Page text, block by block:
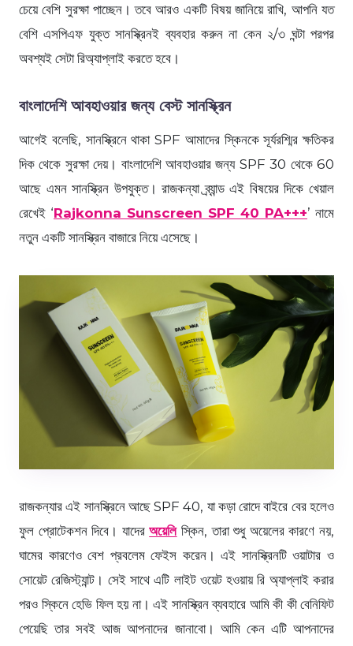
চেয়ে বেশি সুরক্ষা পাচ্ছেন। তবে আরও একটি বিষয় জানিয়ে রাখি, আপনি যত
বেশি এসপিএফ যুক্ত সানস্ক্রিনই ব্যবহার করুন না কেন ২/৩ ঘন্টা পরপর
অবশ্যই সেটা রিঅ্যাপ্লাই করতে হবে।
বাংলাদেশি আবহাওয়ার জন্য বেস্ট সানস্ক্রিন
আগেই বলেছি, সানস্ক্রিনে থাকা SPF আমাদের স্কিনকে সূর্যরশ্মির ক্ষতিকর
দিক থেকে সুরক্ষা দেয়। বাংলাদেশি আবহাওয়ার জন্য SPF 30 থেকে 60
আছে এমন সানস্ক্রিন উপযুক্ত। রাজকন্যা ব্র্যান্ড এই বিষয়ের দিকে খেয়াল
রেখেই ‘Rajkonna Sunscreen SPF 40 PA+++’ নামে
নতুন একটি সানস্ক্রিন বাজারে নিয়ে এসেছে।
রাজকন্যার এই সানস্ক্রিনে আছে SPF 40, যা কড়া রোদে বাইরে বের হলেও
ফুল প্রোটেকশন দিবে। যাদেরঅয়েলিস্কিন, তারা শুধু অয়েলের কারণে নয়,
ঘামের কারণেও বেশ প্রবলেম ফেইস করেন। এই সানস্ক্রিনটি ওয়াটার ও
সোয়েট রেজিস্ট্যান্ট। সেই সাথে এটি লাইট ওয়েট হওয়ায় রি অ্যাপ্লাই করার
পরও স্কিনে হেভি ফিল হয় না। এই সানস্ক্রিন ব্যবহারে আমি কী কী বেনিফিট
পেয়েছি তার সবই আজ আপনাদের জানাবো। আমি কেন এটি আপনাদের